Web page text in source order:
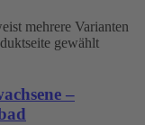
mehrere Varianten
gewählt
–